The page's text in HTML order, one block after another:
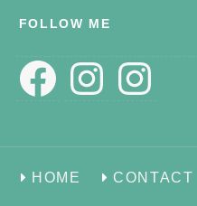
FOLLOW ME
FacebookInstagramInstagram
HOME CONTACT